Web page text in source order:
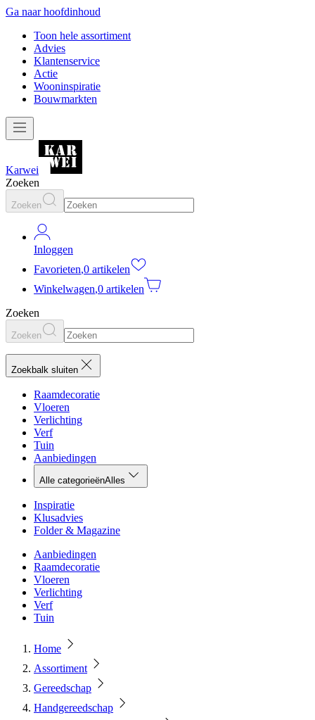
Ga naar hoofdinhoud
Toon hele assortiment
Advies
Klantenservice
Actie
Wooninspiratie
Bouwmarkten
Karwei
Zoeken
Zoeken
Inloggen
Favorieten,0 artikelen
Winkelwagen,0 artikelen
Zoeken
Zoeken
Zoekbalk sluiten
Raamdecoratie
Vloeren
Verlichting
Verf
Tuin
Aanbiedingen
Alle categorieënAlles
Inspiratie
Klusadvies
Folder & Magazine
Aanbiedingen
Raamdecoratie
Vloeren
Verlichting
Verf
Tuin
Home
Assortiment
Gereedschap
Handgereedschap